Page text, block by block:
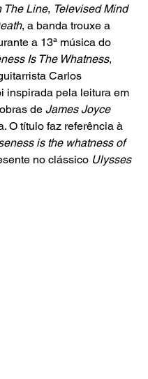
The Line, Televised Mind
, a banda trouxe a
a 13ª música do
Is The Whatness,
Carlos
inspirada pela leitura em
de James Joyce
O título faz referência à
is the whatness of
no clássico Ulysses